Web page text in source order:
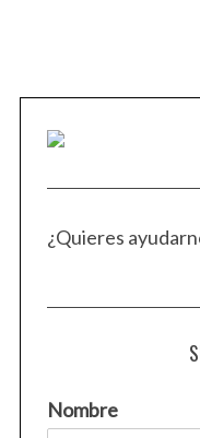
¿Quieres
Nombre